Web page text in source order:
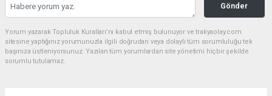
Gönder
Yorum yazarak Topluluk Kuralları’nı kabul etmiş bulunuyor ve trakyaolay.com
sitesine yaptığınız yorumunuzla ilgili doğrudan veya dolaylı tüm sorumluluğu tek
başınıza üstleniyorsunuz. Yazılan tüm yorumlardan site yönetimi hiçbir şekilde
sorumlu tutulamaz.